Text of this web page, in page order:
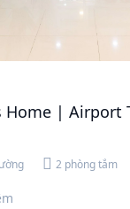
Home | Airport
2 phòng tắm